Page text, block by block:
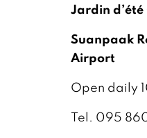
Jardin
Suanpaak
Airport
Open daily
Tel. 095